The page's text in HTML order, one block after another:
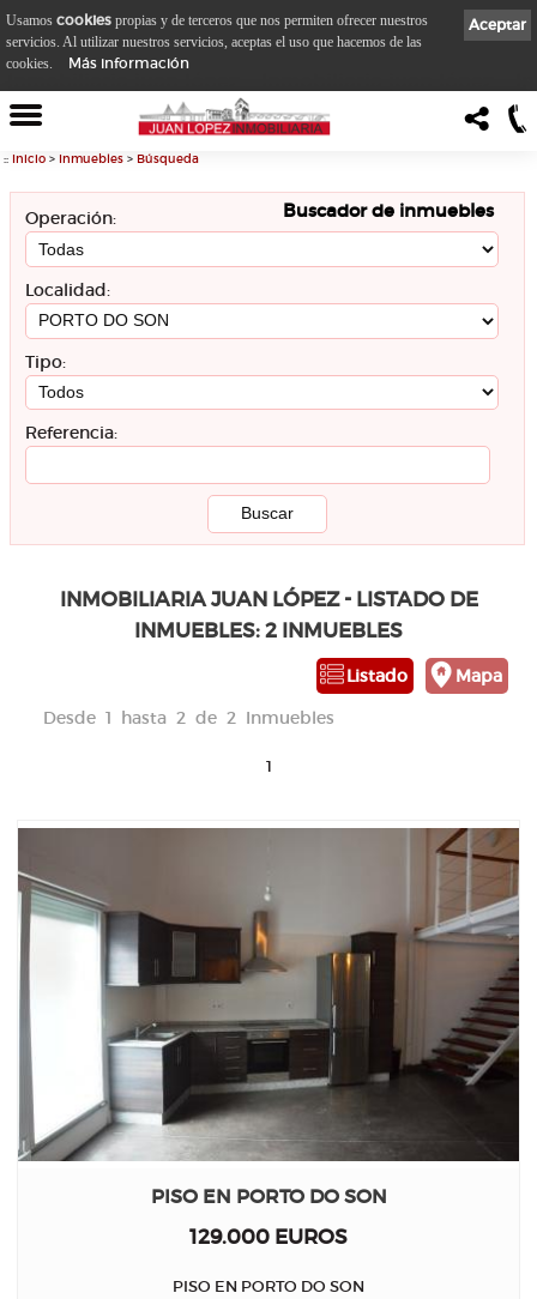
:: Inicio > Inmuebles > Búsqueda
Buscador de inmuebles
Operación:
Localidad:
Tipo:
Referencia:
INMOBILIARIA JUAN LÓPEZ - LISTADO DE
INMUEBLES: 2 INMUEBLES
Mapa
Listado
Desde 1 hasta 2 de 2 Inmuebles
1
PISO EN PORTO DO SON
129.000 EUROS
PISO EN PORTO DO SON
Aceptar
Usamos cookies propias y de terceros que nos permiten ofrecer nuestros
servicios. Al utilizar nuestros servicios, aceptas el uso que hacemos de las
cookies.
Más información